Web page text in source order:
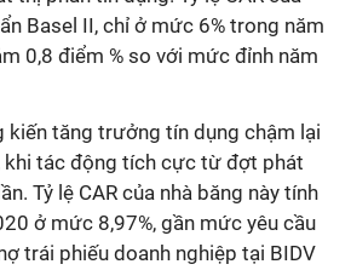
Basel II, chỉ ở mức 6% trong năm
0,8 điểm % so với mức đỉnh năm
kiến tăng trưởng tín dụng chậm lại
khi tác động tích cực từ đợt phát
Tỷ lệ CAR của nhà băng này tính
ở mức 8,97%, gần mức yêu cầu
trái phiếu doanh nghiệp tại BIDV